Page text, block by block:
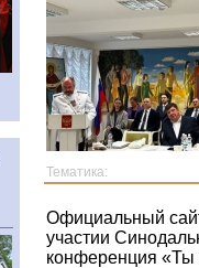
Тематика:
Официальный
участии
конференция